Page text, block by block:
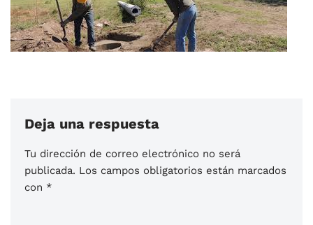
Deja una respuesta
Tu dirección de correo electrónico no será
publicada. Los campos obligatorios están marcados
con *